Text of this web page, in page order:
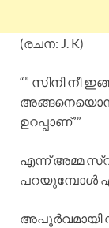
(രചന: J. K)
“” സിനി നീ
ഉറപ്പാണ്””
എന്ന് അമ്മ
പറയുമ്പോൾ
അപൂർവമായി